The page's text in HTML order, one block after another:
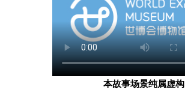
本故事场景纯属虚构